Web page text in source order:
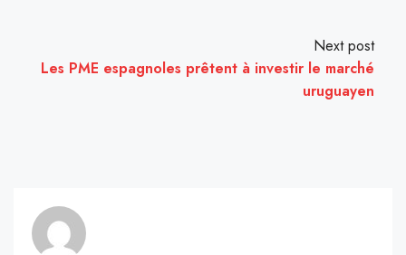
Next post
Les PME espagnoles prêtent à investir le marché
uruguayen